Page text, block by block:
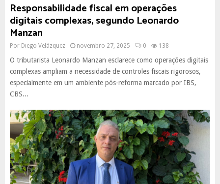
Responsabilidade fiscal em operações
digitais complexas, segundo Leonardo
Manzan
Por Diego Velázquez novembro 27, 2025 0 138
O tributarista Leonardo Manzan esclarece como operações digitais
complexas ampliam a necessidade de controles fiscais rigorosos,
especialmente em um ambiente pós-reforma marcado por IBS,
CBS...